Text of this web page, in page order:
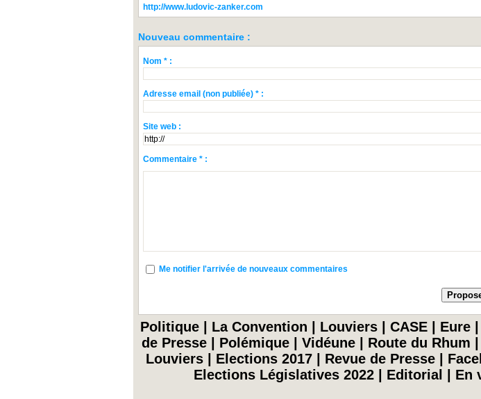
http://www.ludovic-zanker.com
Nouveau commentaire :
Nom * :
Adresse email (non publiée) * :
Site web :
Commentaire * :
Me notifier l'arrivée de nouveaux commentaires
Politique La Convention Louviers CASE Eure
de Presse
Polémique Vidéune Route du Rhum
Louviers
Elections 2017 Revue de Presse
Elections Législatives 2022
Editorial En